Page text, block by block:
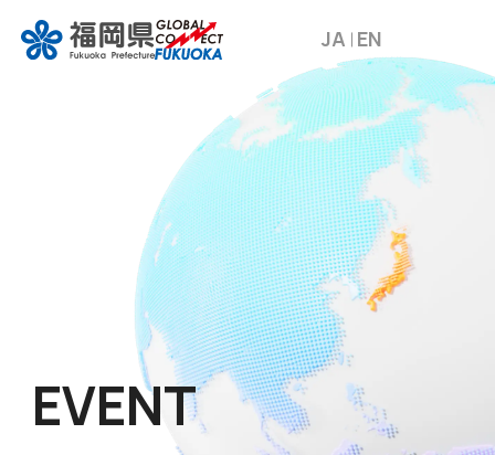
JA EN
EVENT